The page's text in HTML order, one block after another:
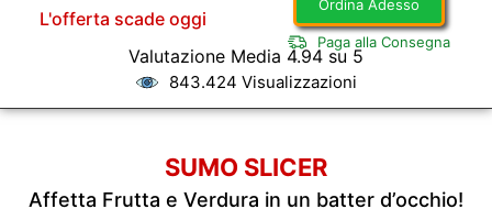
L'offerta scade oggi
Ordina Adesso
Paga alla Consegna
Valutazione Media 4.94 su 5
843.424 Visualizzazioni
SUMO SLICER
Affetta Frutta e Verdura in un batter d’occhio!